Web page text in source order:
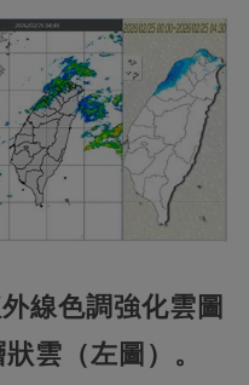
線色調強化雲圖
雲（左圖）。